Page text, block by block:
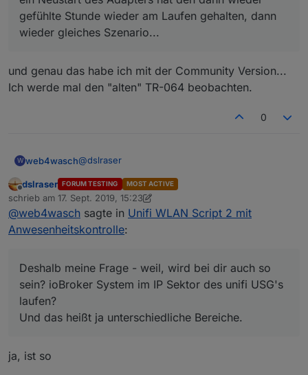
gefühlte Stunde wieder am Laufen gehalten, dann
wieder gleiches Szenario...
und genau das habe ich mit der Community Version...
Ich werde mal den "alten" TR-064 beobachten.
0
W web4wasch@dslraser
Dank dir.
Bei mir war das Problem mit der Router-Kaskade,
dass der TR-064 Adapter sich installieren lies,
Zugriff auf Fritz ohne Probleme (obwohl FritzBox
Script für Anrufwiedergabe über Alexa alles kein
Ding - nur nach einer bestimmten Zeit, war dann
Sense, nur ein Neustart des Adapters hat den
gehalten, dann wieder gleiches Szenario...
Deshalb meine Frage - weil, wird bei dir auch so
sein? ioBroker System im IP Sektor des unifi
Grund und auch, weil ich meine ganzen
statischen IP's ändern muss bzw umschreiben...
Das Script läuft aber standalone, also ohne
Adapter? Nur der unifi Controller muss ständig
"on" sein?
Offline
dslraser FORUM TESTING MOST ACTIVE
schrieb am 17. Sept. 2019, 15:23
zuletzt editiert von dslraser
@web4wasch sagte in Unifi WLAN Script 2 mit
Anwesenheitskontrolle:
Deshalb meine Frage - weil, wird bei dir auch so
sein? ioBroker System im IP Sektor des unifi USG's
laufen?
Und das heißt ja unterschiedliche Bereiche.
ja, ist so